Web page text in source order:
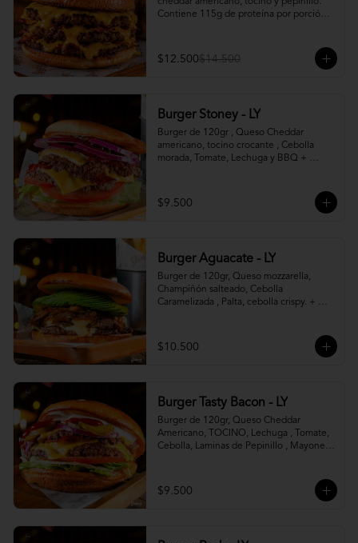
Contiene 115g de proteína por porción.
$12.500$14.500
Burger Stoney - LY
Burger de 120gr , Queso Cheddar
americano, tocino crocante , Cebolla
morada, Tomate, Lechuga y BBQ +
$9.500
Burger Aguacate - LY
Burger de 120gr, Queso mozzarella,
Champiñón salteado, Cebolla
Caramelizada , Palta, cebolla crispy. +
$10.500
Burger Tasty Bacon - LY
Burger de 120gr, Queso Cheddar
Americano, TOCINO, Lechuga , Tomate,
Cebolla, Laminas de Pepinillo , Mayonesa
$9.500